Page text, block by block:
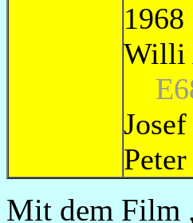
Mit dem Film